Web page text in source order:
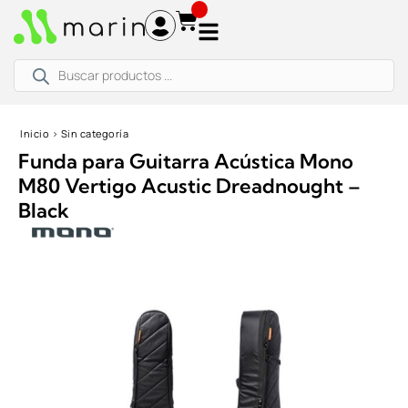
productos
Inicio › Sin categoría
Funda para Guitarra Acústica Mono
M80 Vertigo Acustic Dreadnought –
Black